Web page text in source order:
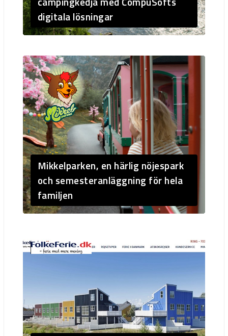
digitala lösningar
Mikkelparken, en härlig nöjespark
och semesteranläggning för hela
familjen